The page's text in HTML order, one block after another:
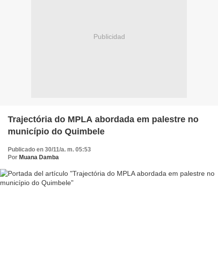
Publicidad
Trajectória do MPLA abordada em palestre no
município do Quimbele
Publicado en 30/11/a. m. 05:53
Por Muana Damba